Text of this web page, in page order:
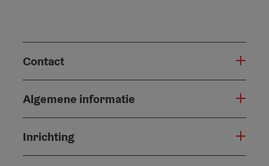
Contact
Algemene informatie
Inrichting